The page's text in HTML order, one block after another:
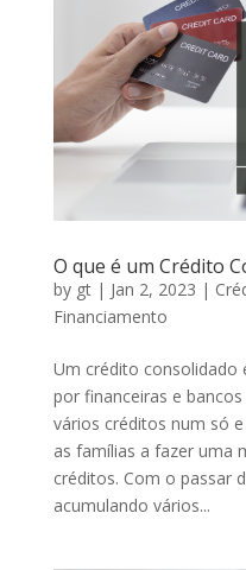
O que é um Crédito
by gt| Jan 2, 2023 |
Financiamento
Um crédito consolidado
por financeiras e
vários créditos num só
as famílias a fazer uma
créditos. Com o passar
acumulando vários...